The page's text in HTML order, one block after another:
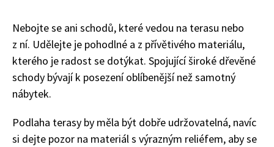
Nebojte se ani schodů, které vedou na terasu nebo
z ní. Udělejte je pohodlné a z přívětivého materiálu,
kterého je radost se dotýkat. Spojující široké dřevěné
schody bývají k posezení oblíbenější než samotný
nábytek.
Podlaha terasy by měla být dobře udržovatelná, navíc
si dejte pozor na materiál s výrazným reliéfem, aby se